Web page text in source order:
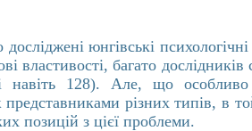
юнгівські
властивості, багато
128). Але, що особливо
представниками різних типів, в
позицій з цієї проблеми.